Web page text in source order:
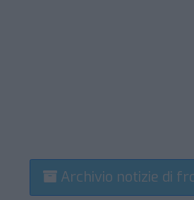
Archivio notizie di